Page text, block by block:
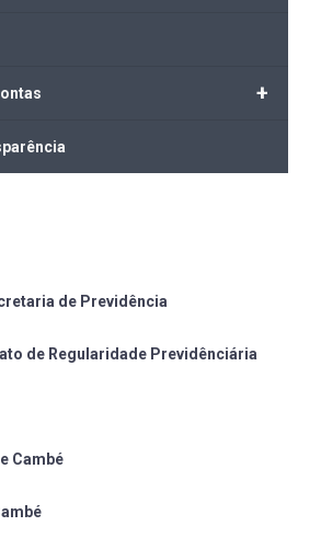
+
de Previdência
de Regularidade Previdênciária
Cambé